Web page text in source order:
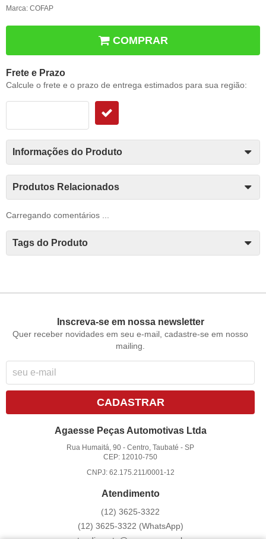
Marca: COFAP
COMPRAR
Frete e Prazo
Calcule o frete e o prazo de entrega estimados para sua região:
Informações do Produto
Produtos Relacionados
Carregando comentários ...
Tags do Produto
Inscreva-se em nossa newsletter
Quer receber novidades em seu e-mail, cadastre-se em nosso
mailing.
CADASTRAR
Agaesse Peças Automotivas Ltda
Rua Humaitá, 90 -Centro, Taubaté -SP
CEP: 12010-750
CNPJ: 62.175.211/0001-12
Atendimento
(12) 3625-3322
(12) 3625-3322 (WhatsApp)